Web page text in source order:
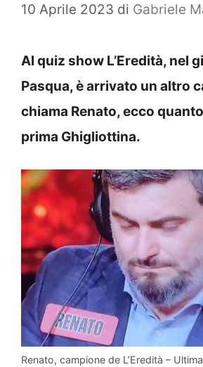
10 Aprile 2023 di Gabriele
Al quiz show L’Eredità, nel
Pasqua, è arrivato un altro
chiama Renato, ecco
prima Ghigliottina.
Renato, campione de L’Eredità –